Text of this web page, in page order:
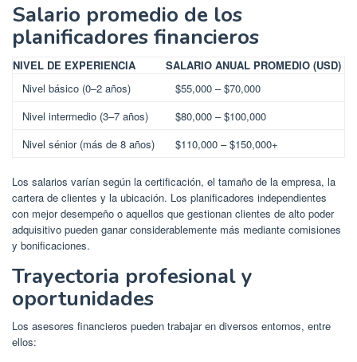
Salario promedio de los
planificadores financieros
NIVEL DE EXPERIENCIA
SALARIO ANUAL PROMEDIO (USD)
Nivel básico (0–2 años)
$55,000 – $70,000
Nivel intermedio (3–7 años)
$80,000 – $100,000
Nivel sénior (más de 8 años)
$110,000 – $150,000+
Los salarios varían según la certificación, el tamaño de la empresa, la
cartera de clientes y la ubicación. Los planificadores independientes
con mejor desempeño o aquellos que gestionan clientes de alto poder
adquisitivo pueden ganar considerablemente más mediante comisiones
y bonificaciones.
Trayectoria profesional y
oportunidades
Los asesores financieros pueden trabajar en diversos entornos, entre
ellos: